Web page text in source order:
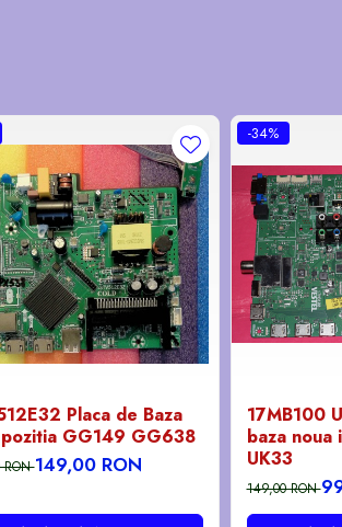
Placa de Baza
GG149 GG638
RON149,00 RON
-34%
17MB100
baza noua
UK33
149,00 RON